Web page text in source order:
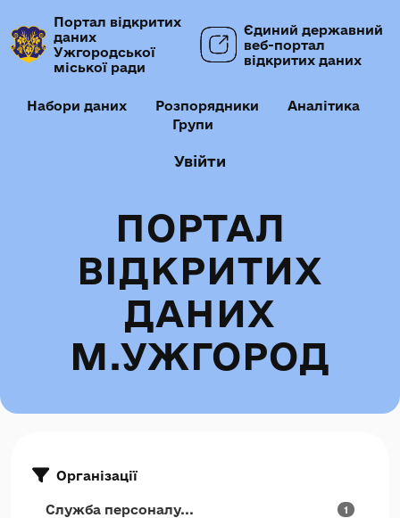
Портал відкритих
даних
Ужгородської
міської ради
Єдиний державний
веб-портал
відкритих даних
Набори даних Розпорядники
Аналітика
Групи
Увійти
ПОРТАЛ
ВІДКРИТИХ
ДАНИХ
М.УЖГОРОД
Організації
Служба персоналу... 1